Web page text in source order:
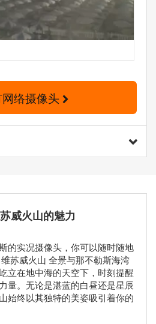
网络摄像头
威火山的魅力
的实况摄像头，你可以随时随地
苏威火山 全景与那不勒斯海湾
立在地中海的天空下，时刻提醒
量。无论是湛蓝的白昼还是星辰
始终以其独特的美姿吸引着你的